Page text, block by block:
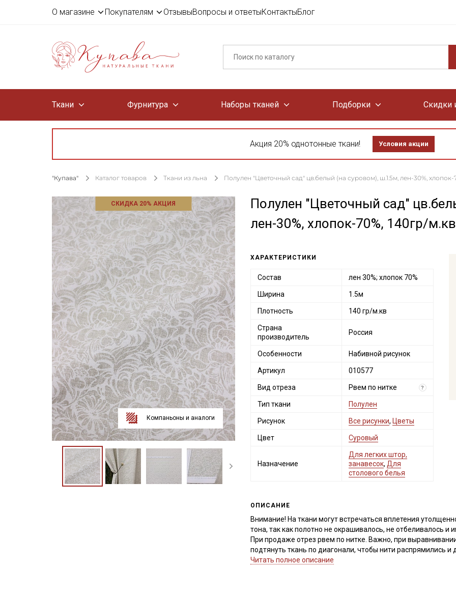
О магазине Покупателям ОтзывыВопросы и ответыКонтактыБлог
Ткани Фурнитура Наборы тканей Подборки Скидки
Акция 20% однотонные ткани! Условия акции
"Купава" Каталог товаров Ткани из льна Полулен "Цветочный сад" цв.белый (на суровом), ш.1.5м, лен-30%, хлопок-
СКИДКА 20% АКЦИЯ
Компаньоны и аналоги
Полулен "Цветочный сад"
лен-30%, хлопок-70%, 140гр/м.кв
ХАРАКТЕРИСТИКИ
Состав лен 30%; хлопок 70%
Ширина 1.5м
Плотность 140 гр/м.кв
Страна
производитель
Россия
Особенности Набивной рисунок
Артикул 010577
Вид отреза Рвем по нитке ?
Тип ткани Полулен
Рисунок Все рисунки, Цветы
Цвет Суровый
Назначение
Для легких штор,
занавесок, Для
столового белья
ОПИСАНИЕ
Внимание! На ткани могут встречаться вплетения
тона, так как полотно не окрашивалось, не отбеливалось
При продаже отрез рвем по нитке. Важно, при
подтянуть ткань по диагонали, чтобы нити распрямились
кромки на расстоянии до 5см от края браком не являются.
Читать полное описание